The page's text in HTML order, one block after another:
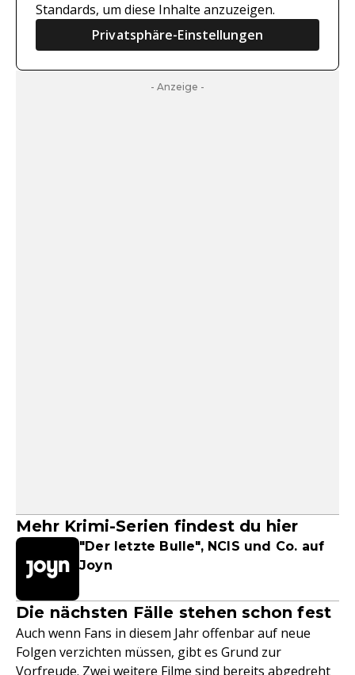
Standards, um diese Inhalte anzuzeigen.
Privatsphäre-Einstellungen
- Anzeige -
Mehr Krimi-Serien findest du hier
"Der letzte Bulle", NCIS und Co. auf
Joyn
Die nächsten Fälle stehen schon fest
Auch wenn Fans in diesem Jahr offenbar auf neue
Folgen verzichten müssen, gibt es Grund zur
Vorfreude. Zwei weitere Filme sind bereits abgedreht